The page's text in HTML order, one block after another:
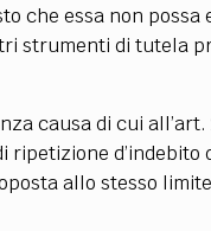
che essa non possa
strumenti di tutela
causa di cui all’art.
ripetizione d’indebito
allo stesso